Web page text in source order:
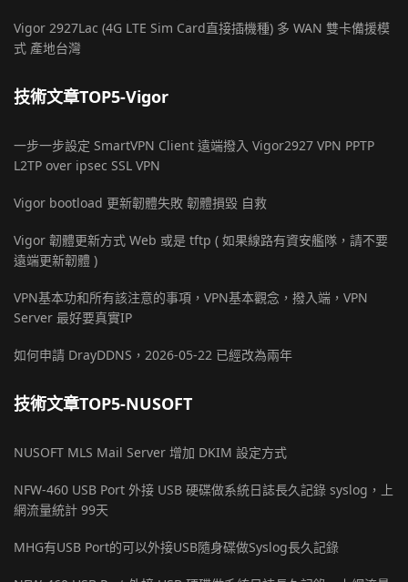
Vigor 2927Lac (4G LTE Sim Card直接插機種) 多 WAN 雙卡備援模
式 產地台灣
技術文章TOP5-Vigor
一步一步設定 SmartVPN Client 遠端撥入 Vigor2927 VPN PPTP
L2TP over ipsec SSL VPN
Vigor bootload 更新韌體失敗 韌體損毀 自救
Vigor 韌體更新方式 Web 或是 tftp ( 如果線路有資安艦隊，請不要
遠端更新韌體 )
VPN基本功和所有該注意的事項，VPN基本觀念，撥入端，VPN
Server 最好要真實IP
如何申請 DrayDDNS，2026-05-22 已經改為兩年
技術文章TOP5-NUSOFT
NUSOFT MLS Mail Server 增加 DKIM 設定方式
NFW-460 USB Port 外接 USB 硬碟做系統日誌長久記錄 syslog，上
網流量統計 99天
MHG有USB Port的可以外接USB隨身碟做Syslog長久記錄